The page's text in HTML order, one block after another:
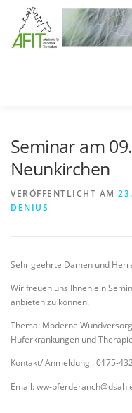
Zum Inhalt springen
Seminar am
Neunkirchen
VERÖFFENTLICHT AM
DENIUS
Sehr geehrte Damen und
Wir freuen uns Ihnen ein
anbieten zu können.
Thema: Moderne
Huferkrankungen und
Kontakt/ Anmeldung : 0175-
Email: ww-